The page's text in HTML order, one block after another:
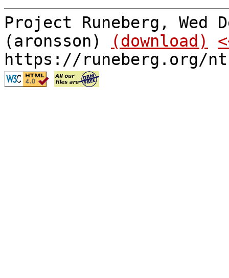
Project Runeberg, Wed
(aronsson)
(download)
https://runeberg.org/